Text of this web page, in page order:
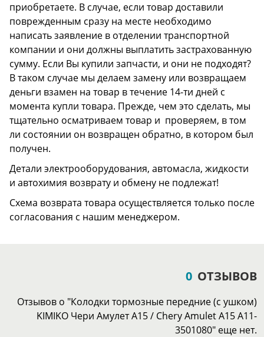
приобретаете. В случае, если товар доставили
поврежденным сразу на месте необходимо
написать заявление в отделении транспортной
компании и они должны выплатить застрахованную
сумму. Если Вы купили запчасти, и они не подходят?
В таком случае мы делаем замену или возвращаем
деньги взамен на товар в течение 14-ти дней с
момента купли товара. Прежде, чем это сделать, мы
тщательно осматриваем товар и проверяем, в том
ли состоянии он возвращен обратно, в котором был
получен.
Детали электрооборудования, автомасла, жидкости
и автохимия возврату и обмену не подлежат!
Схема возврата товара осуществляется только после
согласования с нашим менеджером.
0 ОТЗЫВОВ
Отзывов о "Колодки тормозные передние (с ушком)
KIMIKO Чери Амулет А15 / Chery Amulet A15 A11-
3501080" еще нет.